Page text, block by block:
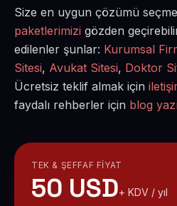
Size en uygun çözümü
paketlerimizi gözden
edilenler şunlar: Kurumsal
Sitesi, Avukat Sitesi, Doktor
Ücretsiz teklif almak için
faydalı rehberler için blog
TEK & ŞEFFAF FIYAT
50 USD+ KDV / yıl